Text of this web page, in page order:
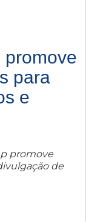
promove
para
e
promove
de